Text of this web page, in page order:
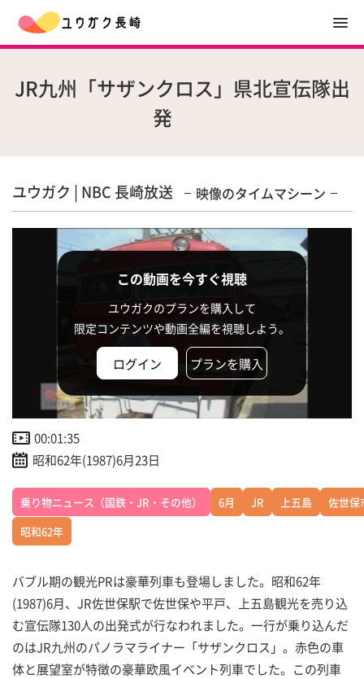
JR九州「サザンクロス」県北宣伝隊出
発
ユウガク | NBC 長崎放送 映像のタイムマシーン
この動画を今すぐ視聴
ユウガクのプランを購入して
限定コンテンツや動画全編を視聴しよう。
ログイン プランを購入
00:01:35
昭和62年(1987)6月23日
乗り物ニュース（国鉄・JR・その他） 6月 JR 上五島
佐世保
昭和62年
バブル期の観光PRは豪華列車も登場しました。昭和62年
(1987)6月、JR佐世保駅で佐世保や平戸、上五島観光を売り込
む宣伝隊130人の出発式が行なわれました。一行が乗り込んだ
のはJR九州のパノラマライナー「サザンクロス」。赤色の車
体と展望室が特徴の豪華欧風イベント列車でした。この列車